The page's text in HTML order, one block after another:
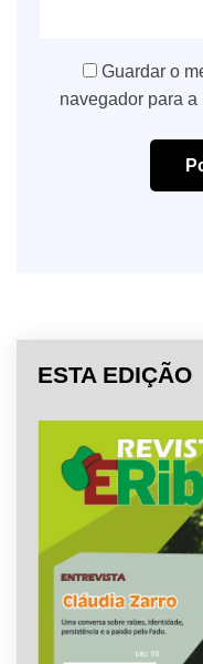
Guardar o
navegador para a
ESTA EDIÇÃO